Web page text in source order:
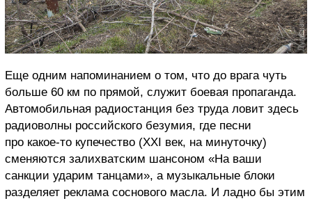
Еще одним напоминанием о том, что до врага чуть
больше 60 км по прямой, служит боевая пропаганда.
Автомобильная радиостанция без труда ловит здесь
радиоволны российского безумия, где песни
про какое-то купечество (XXI век, на минуточку)
сменяются залихватским шансоном «На ваши
санкции ударим танцами», а музыкальные блоки
разделяет реклама соснового масла. И ладно бы этим